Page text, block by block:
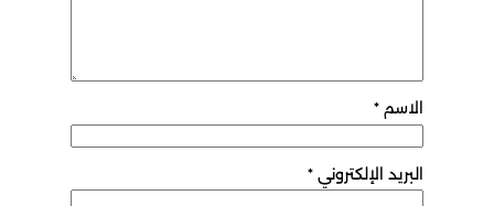
الاسم *
البريد الإلكتروني *